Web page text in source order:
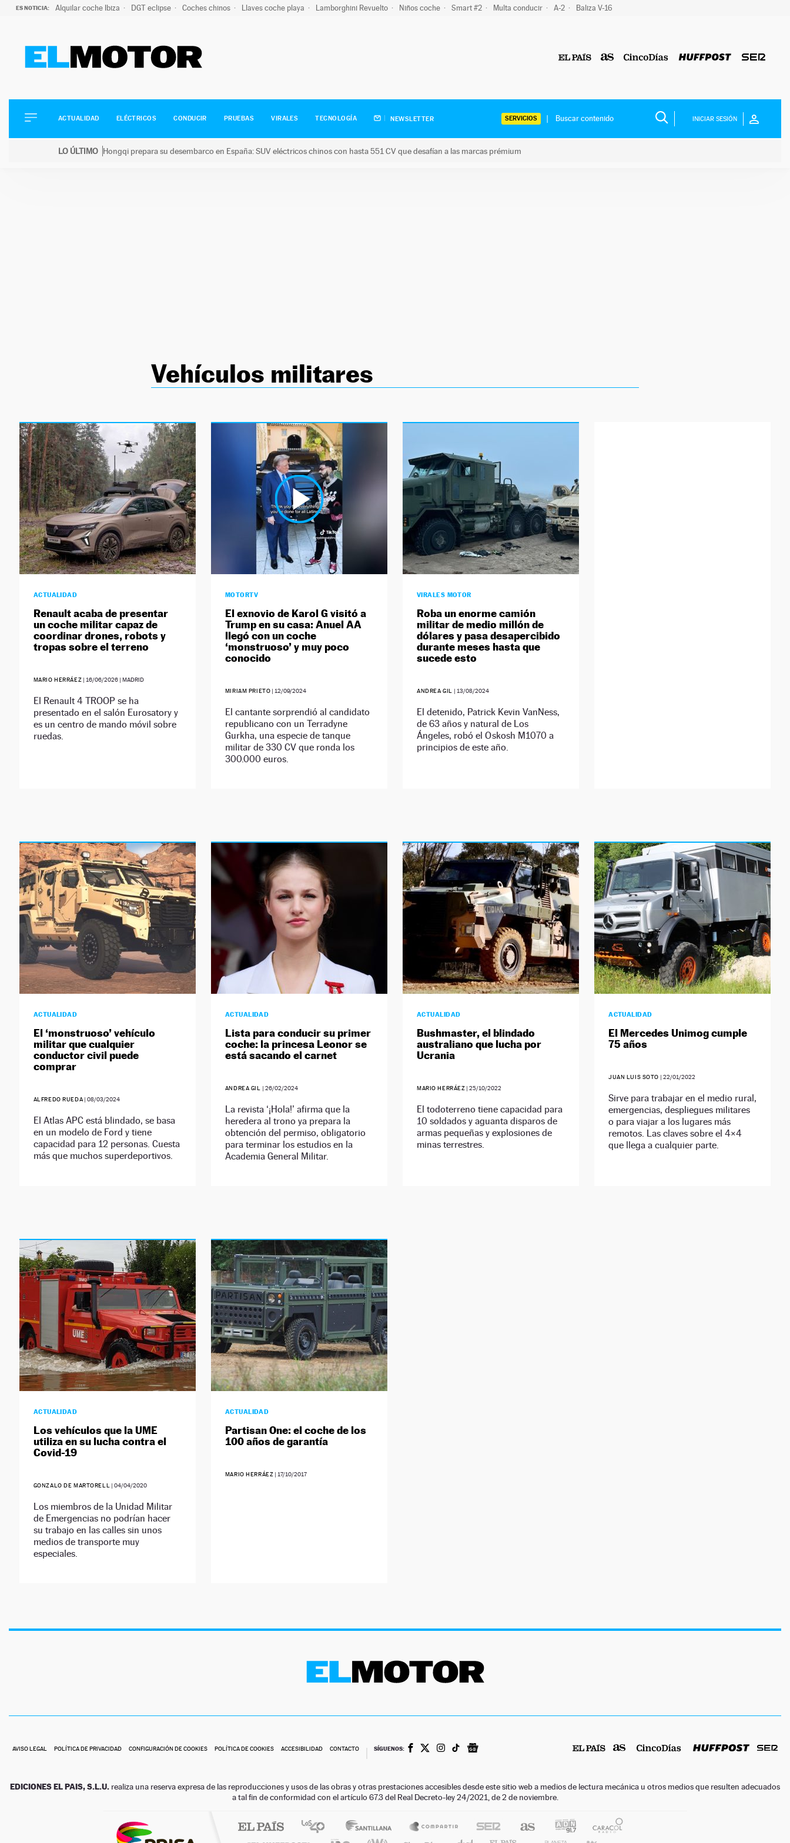
ES NOTICIA: Alquilar coche Ibiza DGT eclipse Coches chinos Llaves coche playa Lamborghini Revuelto Niños coche Smart #2 Multa conducir A-2 Baliza V-16
ELÉCTRICOS
CONDUCIR
ACTUALIDAD ELÉCTRICOS CONDUCIR PRUEBAS VIRALES TECNOLOGÍA NEWSLETTER SERVICIOS INICIAR SESIÓN
LO ÚLTIMO Hongqi prepara su desembarco en España: SUV eléctricos chinos con hasta 551 CV que desafían a las marcas prémium
Vehículos militares
ACTUALIDAD
Renault acaba de presentar
un coche militar capaz de
coordinar drones, robots y
tropas sobre el terreno
MARIO HERRÁEZ | 16/06/2026 | MADRID
El Renault 4 TROOP se ha
presentado en el salón Eurosatory y
es un centro de mando móvil sobre
ruedas.
MOTORTV
El exnovio de Karol G visitó a
Trump en su casa: Anuel AA
llegó con un coche
‘monstruoso’ y muy poco
conocido
MIRIAM PRIETO | 12/09/2024
El cantante sorprendió al candidato
republicano con un Terradyne
Gurkha, una especie de tanque
militar de 330 CV que ronda los
300.000 euros.
VIRALES MOTOR
Roba un enorme camión
militar de medio millón de
dólares y pasa desapercibido
durante meses hasta que
sucede esto
ANDREA GIL | 13/08/2024
El detenido, Patrick Kevin VanNess,
de 63 años y natural de Los
Ángeles, robó el Oskosh M1070 a
principios de este año.
ACTUALIDAD
El ‘monstruoso’ vehículo
militar que cualquier
conductor civil puede
comprar
ALFREDO RUEDA |08/03/2024
El Atlas APC está blindado, se basa
en un modelo de Ford y tiene
capacidad para 12 personas. Cuesta
más que muchos superdeportivos.
ACTUALIDAD
Lista para conducir su primer
coche: la princesa Leonor se
está sacando el carnet
ANDREA GIL | 26/02/2024
La revista ‘¡Hola!’ afirma que la
heredera al trono ya prepara la
obtención del permiso, obligatorio
para terminar los estudios en la
Academia General Militar.
ACTUALIDAD
Bushmaster, el blindado
australiano que lucha por
Ucrania
MARIO HERRÁEZ |25/10/2022
El todoterreno tiene capacidad para
10 soldados y aguanta disparos de
armas pequeñas y explosiones de
minas terrestres.
ACTUALIDAD
El Mercedes Unimog cumple
75 años
JUAN LUIS SOTO |22/01/2022
Sirve para trabajar en el medio rural,
emergencias, despliegues militares
o para viajar a los lugares más
remotos. Las claves sobre el 4×4
que llega a cualquier parte.
ACTUALIDAD
Los vehículos que la UME
utiliza en su lucha contra el
Covid-19
GONZALO DE MARTORELL |04/04/2020
Los miembros de la Unidad Militar
de Emergencias no podrían hacer
su trabajo en las calles sin unos
medios de transporte muy
especiales.
ACTUALIDAD
Partisan One: el coche de los
100 años de garantía
MARIO HERRÁEZ | 17/10/2017
AVISO LEGAL POLÍTICA DE PRIVACIDAD CONFIGURACIÓN DE COOKIES POLÍTICA DE COOKIES ACCESIBILIDAD CONTACTO SÍGUENOS:
EDICIONES EL PAIS, S.L.U. realiza una reserva expresa de las reproducciones y usos de las obras y otras prestaciones accesibles desde este sitio web a medios de lectura mecánica u otros medios que resulten adecuados
a tal fin de conformidad con el artículo 67.3 del Real Decreto-ley 24/2021, de 2 de noviembre.